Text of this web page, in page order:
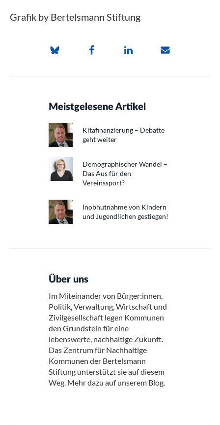
Grafik by Bertelsmann Stiftung
Meistgelesene Artikel
Kitafinanzierung – Debatte
geht weiter
Demographischer Wandel –
Das Aus für den
Vereinssport?
Inobhutnahme von Kindern
und Jugendlichen gestiegen!
Über uns
Im Miteinander von Bürger:innen,
Politik, Verwaltung, Wirtschaft und
Zivilgesellschaft legen Kommunen
den Grundstein für eine
lebenswerte, nachhaltige Zukunft.
Das Zentrum für Nachhaltige
Kommunen der Bertelsmann
Stiftung unterstützt sie auf diesem
Weg. Mehr dazu auf unserem Blog.